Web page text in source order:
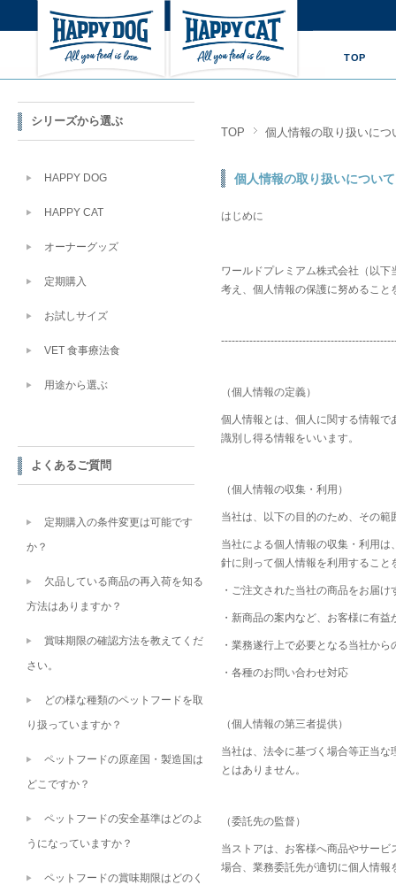
TOP
TOP 個人情報の取り扱いにつ
個人情報の取り扱いについて
はじめに
ワールドプレミアム株式会社（以
考え、個人情報の保護に努めること
（個人情報の定義）
個人情報とは、個人に関する情報
識別し得る情報をいいます。
（個人情報の収集・利用）
当社は、以下の目的のため、その
当社による個人情報の収集・利用
針に則って個人情報を利用するこ
・ご注文された当社の商品をお届
・新商品の案内など、お客様に有
・業務遂行上で必要となる当社か
・各種のお問い合わせ対応
（個人情報の第三者提供）
当社は、法令に基づく場合等正当
とはありません。
（委託先の監督）
当ストアは、お客様へ商品やサー
場合、業務委託先が適切に個人情
シリーズから選ぶ
HAPPY DOG
HAPPY CAT
オーナーグッズ
定期購入
お試しサイズ
VET 食事療法食
用途から選ぶ
よくあるご質問
定期購入の条件変更は可能です
か？
欠品している商品の再入荷を知る
方法はありますか？
賞味期限の確認方法を教えてくだ
さい。
どの様な種類のペットフードを取
り扱っていますか？
ペットフードの原産国・製造国は
どこですか？
ペットフードの安全基準はどのよ
うになっていますか？
ペットフードの賞味期限はどのく